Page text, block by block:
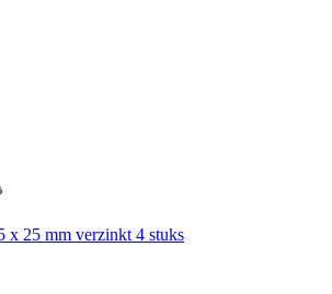
x 25 mm verzinkt 4 stuks